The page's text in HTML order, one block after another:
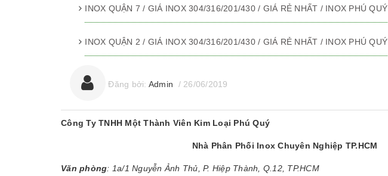
INOX QUẬN 7 / GIÁ INOX 304/316/201/430 / GIÁ RẺ NHẤT / INOX PHÚ QUÝ
INOX QUẬN 2 / GIÁ INOX 304/316/201/430 / GIÁ RẺ NHẤT / INOX PHÚ QUÝ
Đăng bởi: Admin / 26/06/2019
Công Ty TNHH Một Thành Viên Kim Loại Phú Quý
Nhà Phân Phối Inox Chuyên Nghiệp TP.HCM
Văn phòng: 1a/1 Nguyễn Ảnh Thủ, P. Hiệp Thành, Q.12, TP.HCM